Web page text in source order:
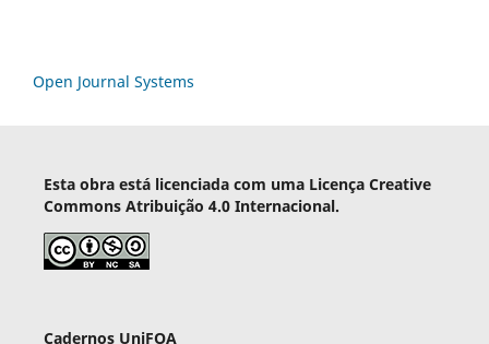
Open Journal Systems
Esta obra está licenciada com uma Licença Creative
Commons Atribuição 4.0 Internacional.
Cadernos UniFOA